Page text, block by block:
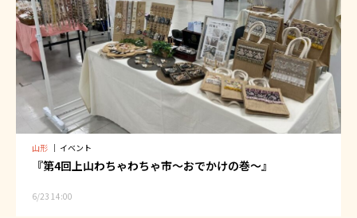
山形 ｜ イベント
『第4回上山わちゃわちゃ市〜おでかけの巻〜』
6/23 14:00